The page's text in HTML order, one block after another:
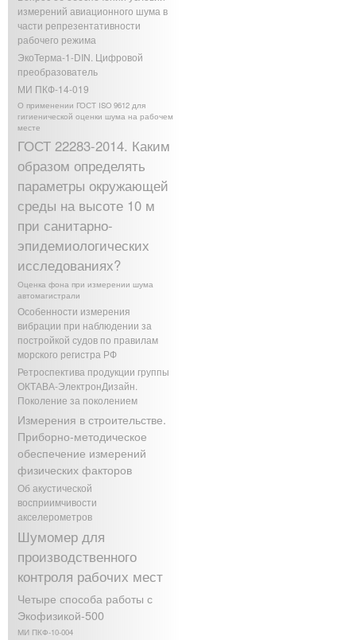
измерений авиационного шума в
части репрезентативности
рабочего режима
ЭкоТерма-1-DIN. Цифровой
преобразователь
МИ ПКФ-14-019
О применении ГОСТ ISO 9612 для
гигиенической оценки шума на рабочем
месте
ГОСТ 22283-2014. Каким
образом определять
параметры окружающей
среды на высоте 10 м
при санитарно-
эпидемиологических
исследованиях?
Оценка фона при измерении шума
автомагистрали
Особенности измерения
вибрации при наблюдении за
постройкой судов по правилам
морского регистра РФ
Ретроспектива продукции группы
ОКТАВА-ЭлектронДизайн.
Поколение за поколением
Измерения в строительстве.
Приборно-методическое
обеспечение измерений
физических факторов
Об акустической
восприимчивости
акселерометров
Шумомер для
производственного
контроля рабочих мест
Четыре способа работы с
Экофизикой-500
МИ ПКФ-10-004